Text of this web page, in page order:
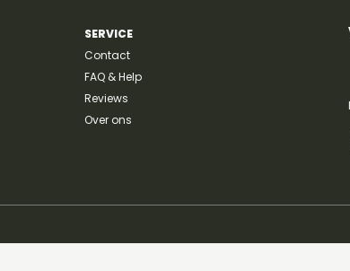
SERVICE
Contact
FAQ & Help
Reviews
Over ons